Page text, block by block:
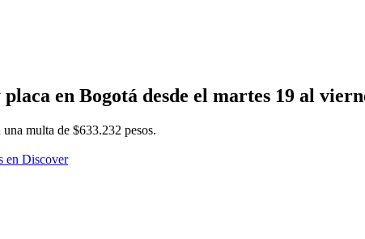
en Bogotá desde el martes 19 al
multa de $633.232 pesos.
en Discover